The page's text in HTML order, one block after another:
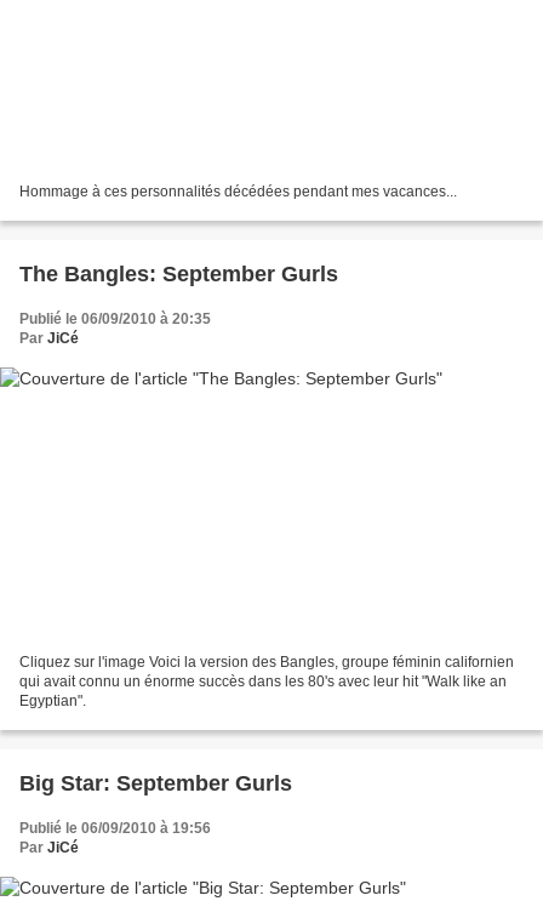
Hommage à ces personnalités décédées pendant mes vacances...
The Bangles: September Gurls
Publié le 06/09/2010 à 20:35
Par JiCé
Cliquez sur l'image Voici la version des Bangles, groupe féminin californien
qui avait connu un énorme succès dans les 80's avec leur hit "Walk like an
Egyptian".
Big Star: September Gurls
Publié le 06/09/2010 à 19:56
Par JiCé